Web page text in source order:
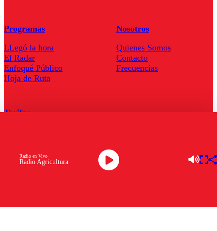
Radio Agricultura
Radio en Vivo
Programas
LLegó la hora
El Radar
Enfoqué Público
Hoja de Ruta
Nosotros
Quienes Somos
Contacto
Frecuencias
Tarifas
Descarga la APP